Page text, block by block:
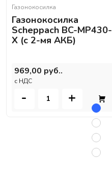
Газонокосилка
Газонокосилка
Scheppach BC-MP430-
X (с 2-мя АКБ)
969,00 руб..
c НДС
- +